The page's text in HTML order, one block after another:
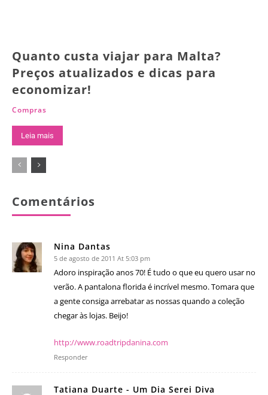
Quanto custa viajar para Malta?
Preços atualizados e dicas para
economizar!
Compras
Leia mais
Comentários
Nina Dantas
5 de agosto de 2011 At 5:03 pm
Adoro inspiração anos 70! É tudo o que eu quero usar no
verão. A pantalona florida é incrível mesmo. Tomara que
a gente consiga arrebatar as nossas quando a coleção
chegar às lojas. Beijo!
http://www.roadtripdanina.com
Responder
Tatiana Duarte - Um Dia Serei Diva